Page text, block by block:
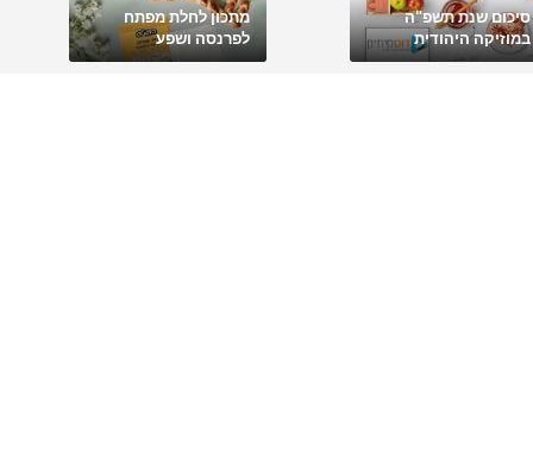
סיכום שנת תשפ"ה
במוזיקה היהודית
מתכון לחלת מפתח
לפרנסה ושפע